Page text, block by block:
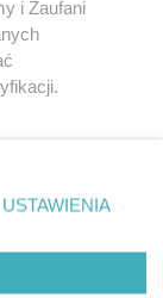
z nami
i Zaufani
prywatności
zgody
takiemu
USTAWIENIA